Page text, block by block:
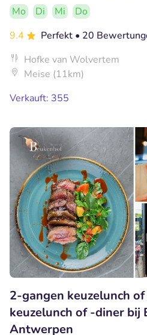
Mo Di Mi
Do
9.4
Perfekt • 20
Hofke van Wolvertem
Meise (11km)
Verkauft: 355
2-gangen keuzelunch
keuzelunch of -diner bij
Antwerpen